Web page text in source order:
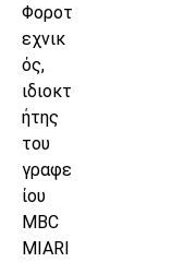
Φοροτ
εχνικ
ός,
ιδιοκτ
ήτης
του
γραφε
ίου
MBC
MIARI